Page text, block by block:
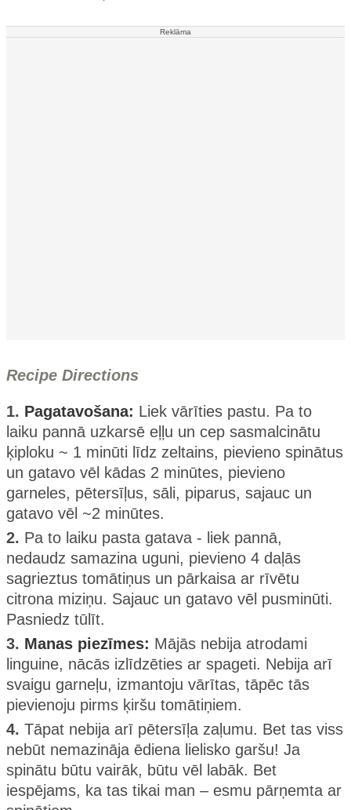
Reklāma
Recipe Directions
1. Pagatavošana: Liek vārīties pastu. Pa to
laiku pannā uzkarsē eļļu un cep sasmalcinātu
ķiploku ~ 1 minūti līdz zeltains, pievieno spinātus
un gatavo vēl kādas 2 minūtes, pievieno
garneles, pētersīļus, sāli, piparus, sajauc un
gatavo vēl ~2 minūtes.
2. Pa to laiku pasta gatava - liek pannā,
nedaudz samazina uguni, pievieno 4 daļās
sagrieztus tomātiņus un pārkaisa ar rīvētu
citrona miziņu. Sajauc un gatavo vēl pusminūti.
Pasniedz tūlīt.
3. Manas piezīmes: Mājās nebija atrodami
linguine, nācās izlīdzēties ar spageti. Nebija arī
svaigu garneļu, izmantoju vārītas, tāpēc tās
pievienoju pirms ķiršu tomātiņiem.
4. Tāpat nebija arī pētersīļa zaļumu. Bet tas viss
nebūt nemazināja ēdiena lielisko garšu! Ja
spinātu būtu vairāk, būtu vēl labāk. Bet
iespējams, ka tas tikai man – esmu pārņemta ar